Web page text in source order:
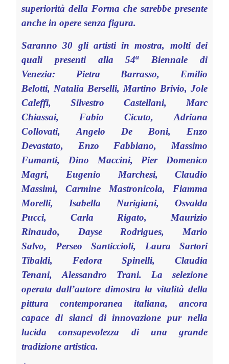
superiorità della Forma che sarebbe presente
anche in opere senza figura.
Saranno 30 gli artisti in mostra, molti dei
quali presenti alla 54a
Biennale di
Venezia: Pietra Barrasso, Emilio
Belotti, Natalia Berselli, Martino Brivio, Jole
Caleffi, Silvestro Castellani, Marc
Chiassai, Fabio Cicuto, Adriana
Collovati, Angelo De Boni, Enzo
Devastato, Enzo Fabbiano, Massimo
Fumanti, Dino Maccini, Pier Domenico
Magri, Eugenio Marchesi, Claudio
Massimi, Carmine Mastronicola, Fiamma
Morelli, Isabella Nurigiani, Osvalda
Pucci, Carla Rigato, Maurizio
Rinaudo, Dayse Rodrigues, Mario
Salvo, Perseo Santiccioli, Laura Sartori
Tibaldi, Fedora Spinelli, Claudia
Tenani, Alessandro Trani. La selezione
operata dall’autore dimostra la vitalità della
pittura contemporanea italiana, ancora
capace di slanci di innovazione pur nella
lucida consapevolezza di una grande
tradizione artistica.